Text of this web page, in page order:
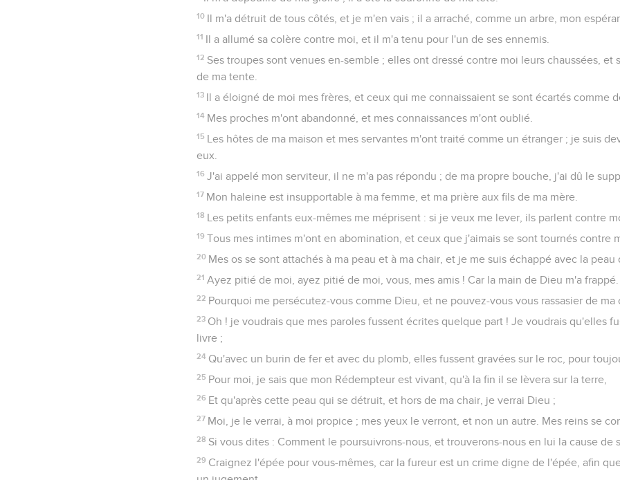
10 Il m'a détruit de tous côtés, et je m'en vais ; il a arraché, comme un arbre, mon
11 Il a allumé sa colère contre moi, et il m'a tenu pour l'un de ses ennemis.
12 Ses troupes sont venues en-semble ; elles ont dressé contre moi leurs chaussées, et
de ma tente.
13 Il a éloigné de moi mes frères, et ceux qui me connaissaient se sont écartés comme
14 Mes proches m'ont abandonné, et mes connaissances m'ont oublié.
15 Les hôtes de ma maison et mes servantes m'ont traité comme un étranger ; je suis
eux.
16 J'ai appelé mon serviteur, il ne m'a pas répondu ; de ma propre bouche, j'ai dû le
17 Mon haleine est insupportable à ma femme, et ma prière aux fils de ma mère.
18 Les petits enfants eux-mêmes me méprisent : si je veux me lever, ils parlent contre
19 Tous mes intimes m'ont en abomination, et ceux que j'aimais se sont tournés contre
20 Mes os se sont attachés à ma peau et à ma chair, et je me suis échappé avec la peau
21 Ayez pitié de moi, ayez pitié de moi, vous, mes amis ! Car la main de Dieu m'a frappé.
22 Pourquoi me persécutez-vous comme Dieu, et ne pouvez-vous vous rassasier de ma
23 Oh ! je voudrais que mes paroles fussent écrites quelque part ! Je voudrais qu'elles
livre ;
24 Qu'avec un burin de fer et avec du plomb, elles fussent gravées sur le roc, pour
25 Pour moi, je sais que mon Rédempteur est vivant, qu'à la fin il se lèvera sur la terre,
26 Et qu'après cette peau qui se détruit, et hors de ma chair, je verrai Dieu ;
27 Moi, je le verrai, à moi propice ; mes yeux le verront, et non un autre. Mes reins se
28 Si vous dites : Comment le poursuivrons-nous, et trouverons-nous en lui la cause de
29 Craignez l'épée pour vous-mêmes, car la fureur est un crime digne de l'épée, afin